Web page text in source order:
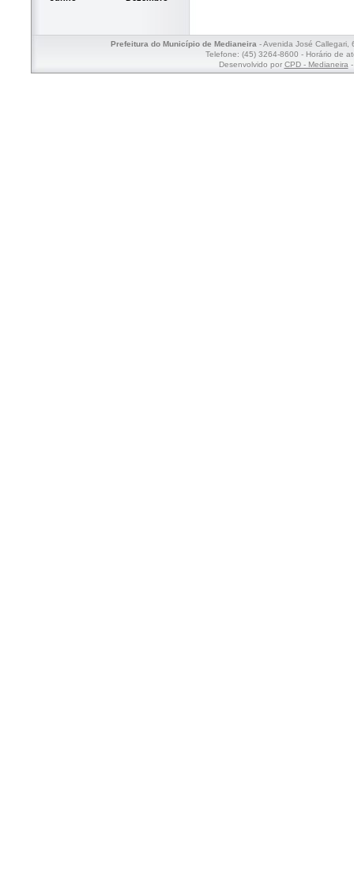
Prefeitura do Município de Medianeira- Avenida José Callegari,
Telefone: (45) 3264-8600 - Horário de
Desenvolvido por CPD - Medianeira-